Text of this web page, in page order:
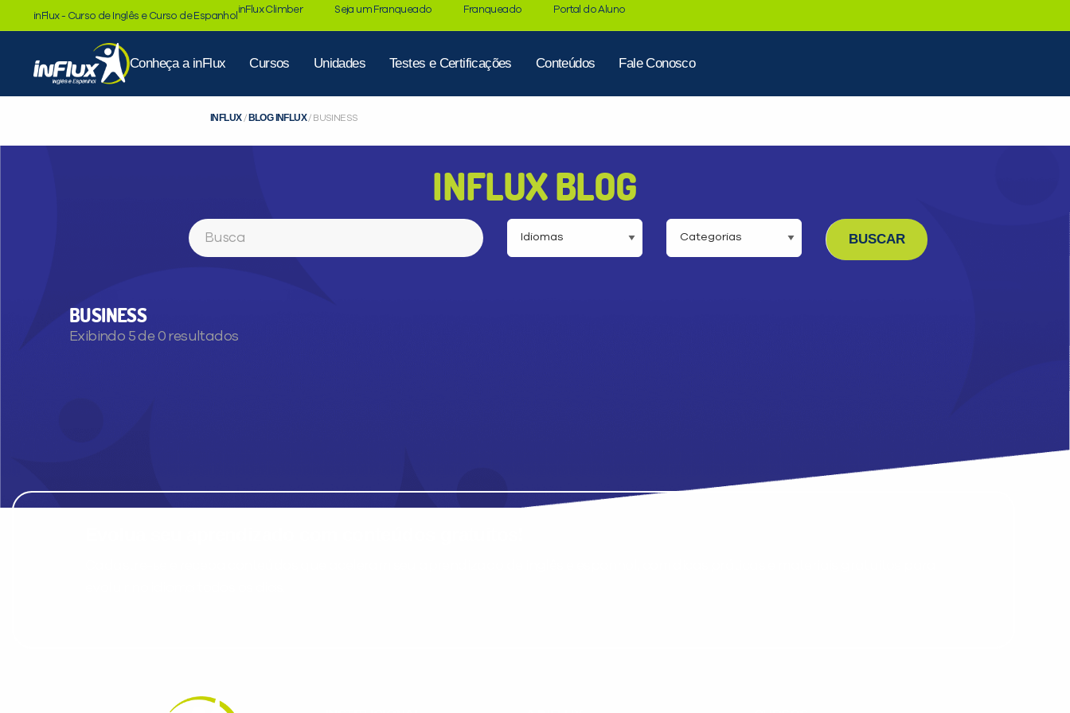
inFlux - Curso de Inglês e Curso de Espanhol
inFlux Climber Seja um Franqueado Franqueado Portal do Aluno
Conheça a inFlux Cursos Unidades Testes e Certificações Conteúdos Fale Conosco
INFLUX/BLOG INFLUX/ BUSINESS
INFLUX BLOG
Buscar
BUSINESS
Exibindo 5 de 0 resultados
você digitou.